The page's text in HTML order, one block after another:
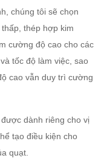
chúng tôi sẽ chọn
thép hợp kim
cường độ cao cho các
tốc độ làm việc, sao
cao vẫn duy trì cường
dành riêng cho vị
tạo điều kiện cho
quạt.